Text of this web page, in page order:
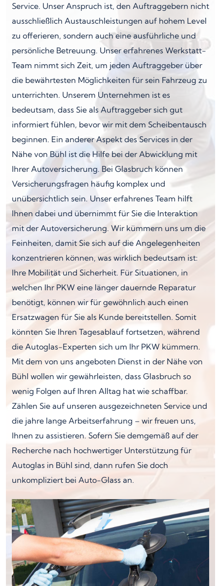
Service. Unser Anspruch ist, den Auftraggebern nicht
ausschließlich Austauschleistungen auf hohem Level
zu offerieren, sondern auch eine ausführliche und
persönliche Betreuung. Unser erfahrenes Werkstatt-
Team nimmt sich Zeit, um jeden Auftraggeber über
die bewährtesten Möglichkeiten für sein Fahrzeug zu
unterrichten. Unserem Unternehmen ist es
bedeutsam, dass Sie als Auftraggeber sich gut
informiert fühlen, bevor wir mit dem Scheibentausch
beginnen. Ein anderer Aspekt des Services in der
Nähe von Bühl ist die Hilfe bei der Abwicklung mit
Ihrer Autoversicherung. Bei Glasbruch können
Versicherungsfragen häufig komplex und
unübersichtlich sein. Unser erfahrenes Team hilft
Ihnen dabei und übernimmt für Sie die Interaktion
mit der Autoversicherung. Wir kümmern uns um die
Feinheiten, damit Sie sich auf die Angelegenheiten
konzentrieren können, was wirklich bedeutsam ist:
Ihre Mobilität und Sicherheit. Für Situationen, in
welchen Ihr PKW eine länger dauernde Reparatur
benötigt, können wir für gewöhnlich auch einen
Ersatzwagen für Sie als Kunde bereitstellen. Somit
könnten Sie Ihren Tagesablauf fortsetzen, während
die Autoglas-Experten sich um Ihr PKW kümmern.
Mit dem von uns angeboten Dienst in der Nähe von
Bühl wollen wir gewährleisten, dass Glasbruch so
wenig Folgen auf Ihren Alltag hat wie schaffbar.
Zählen Sie auf unseren ausgezeichneten Service und
die jahre lange Arbeitserfahrung – wir freuen uns,
Ihnen zu assistieren. Sofern Sie demgemäß auf der
Recherche nach hochwertiger Unterstützung für
Autoglas in Bühl sind, dann rufen Sie doch
unkompliziert bei Auto-Glass an.